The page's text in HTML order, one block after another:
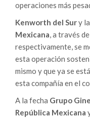
operaciones más
Kenworth del Sury la
Mexicana, a través
respectivamente, se
esta operación
mismo y que ya se
esta compañía en el
A la fecha Grupo
República Mexicana